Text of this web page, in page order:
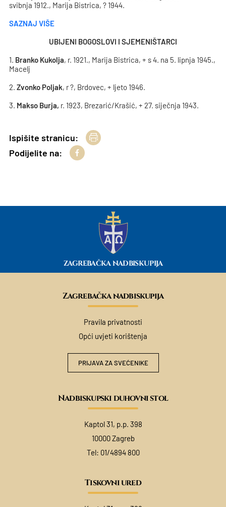
svibnja 1912., Marija Bistrica, ? 1944.
SAZNAJ VIŠE
UBIJENI BOGOSLOVI I SJEMENIŠTARCI
1. Branko Kukolja, r. 1921., Marija Bistrica, + s 4. na 5. lipnja 1945.,
Macelj
2.Zvonko Poljak, r ?, Brdovec, + ljeto 1946.
3. Makso Burja, r. 1923, Brezarić/Krašić, + 27. siječnja 1943.
Ispišite stranicu:
Podijelite na:
ZAGREBAČKA NADBISKUPIJA
Zagrebačka nadbiskupija
Pravila privatnosti
Opći uvjeti korištenja
PRIJAVA ZA SVEĆENIKE
Nadbiskupski duhovni stol
Kaptol 31, p.p. 398
10000 Zagreb
Tel: 01/4894 800
Tiskovni ured